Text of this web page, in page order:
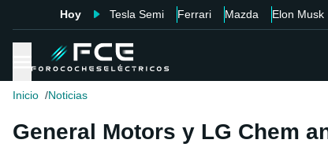
Hoy Tesla Semi Ferrari Mazda Elon Musk
Inicio Noticias
General Motors y LG Chem